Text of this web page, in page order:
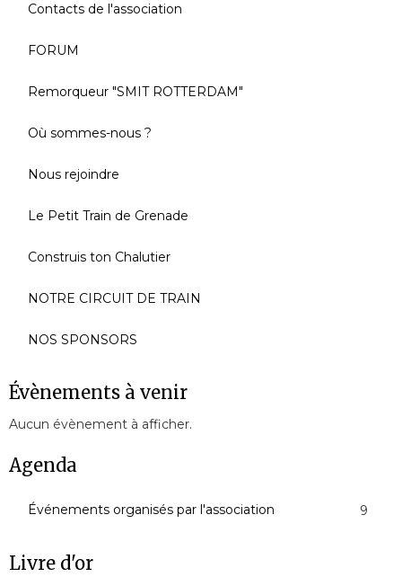
Contacts de l'association
FORUM
Remorqueur "SMIT ROTTERDAM"
Où sommes-nous ?
Nous rejoindre
Le Petit Train de Grenade
Construis ton Chalutier
NOTRE CIRCUIT DE TRAIN
NOS SPONSORS
Évènements à venir
Aucun évènement à afficher.
Agenda
Événements organisés par l'association 9
Livre d'or